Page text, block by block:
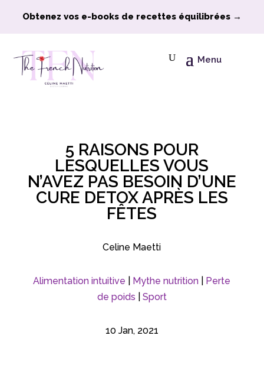
Obtenez vos e-books de recettes équilibrées →
Menu
5 RAISONS POUR
LESQUELLES VOUS
N’AVEZ PAS BESOIN D’UNE
CURE DETOX APRÈS LES
FÊTES
Celine Maetti
Alimentation intuitive Mythe nutrition
Perte
de poids
Sport
10 Jan, 2021